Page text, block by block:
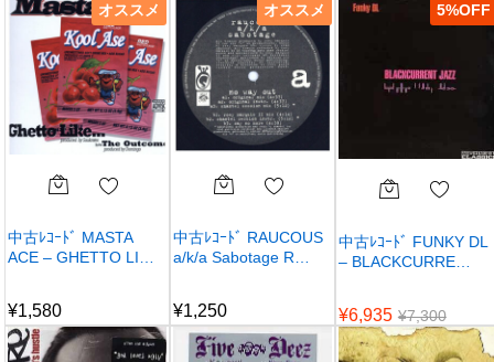
オススメ
中古ﾚｺｰﾄﾞ MASTA
ACE – GHETTO LI…
¥1,580
オススメ
中古ﾚｺｰﾄﾞ RAUCOUS
a/k/a Sabotage R…
¥1,250
5%
中古ﾚｺｰﾄﾞ FUNKY DL
– BLACKCURRE…
¥6,935 ¥7,300